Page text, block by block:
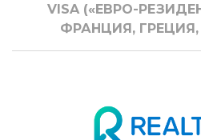
VISA («ЕВРО-
ФРАНЦИЯ,